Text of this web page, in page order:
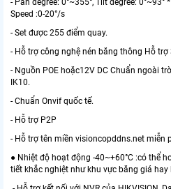
- Pan degree: 0°~355°, Tilt degree: 0°~93°
Speed :0-20°/s
- Set được 255 điểm quay.
- Hỗ trợ công nghệ nén băng thông Hỗ trợ
- Nguồn POE hoặc12V DC Chuẩn ngoài
IK10.
- Chuẩn Onvif quốc tế.
- Hỗ trợ P2P
- Hỗ trợ tên miền visioncopddns.net miễn
● Nhiệt độ hoạt động -40~+60°C :có thể
tiết khắc nghiệt như khu vực băng giá